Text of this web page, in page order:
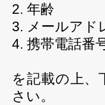
2. 年齢
3. メールアド
4. 携帯電話番
を記載の上
さい。